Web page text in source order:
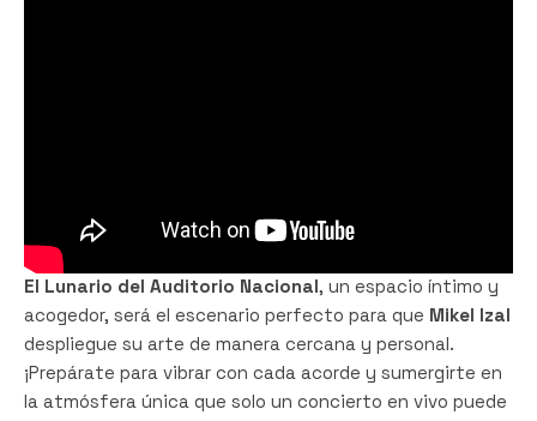
El Lunario del Auditorio Nacional, un espacio íntimo y
acogedor, será el escenario perfecto para que Mikel Izal
despliegue su arte de manera cercana y personal.
¡Prepárate para vibrar con cada acorde y sumergirte en
la atmósfera única que solo un concierto en vivo puede